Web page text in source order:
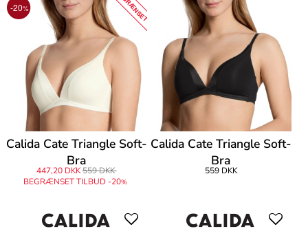
-20%
Calida Cate Triangle Soft-
Bra
447,20 DKK559 DKK
BEGRÆNSET TILBUD -20%
Calida Cate Triangle Soft-
Bra
559 DKK